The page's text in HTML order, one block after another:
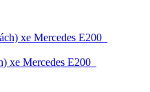
xe Mercedes E200_